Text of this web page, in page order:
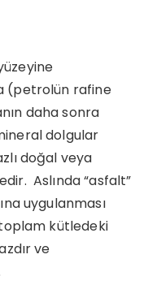
(petrolün rafine
daha sonra
dolgular
doğal veya
Aslında “asfalt”
uygulanması
toplam kütledeki
ve